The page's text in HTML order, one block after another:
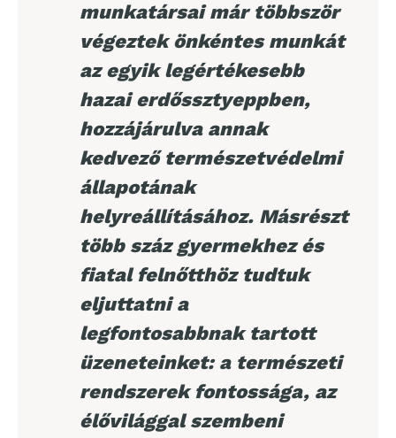
munkatársai már többször
végeztek önkéntes munkát
az egyik legértékesebb
hazai erdőssztyeppben,
hozzájárulva annak
kedvező természetvédelmi
állapotának
helyreállításához. Másrészt
több száz gyermekhez és
fiatal felnőtthöz tudtuk
eljuttatni a
legfontosabbnak tartott
üzeneteinket: a természeti
rendszerek fontossága, az
élővilággal szembeni